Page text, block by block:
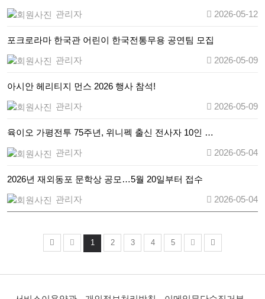
관리자
2026-05-12
포크로라마 한국관 어린이 한국전통무용 공연팀 모집
관리자
2026-05-09
아시안 헤리티지 먼스 2026 행사 참석!
관리자
2026-05-09
육이오 가평전투 75주년, 위니펙 출신 전사자 10인 …
관리자
2026-05-04
2026년 재외동포 문학상 공모…5월 20일부터 접수
관리자
2026-05-04
1 2 3 4 5